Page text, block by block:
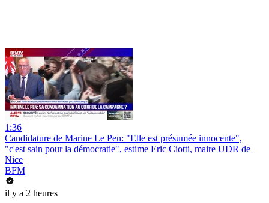
1:36
Candidature de Marine Le Pen: "Elle est présumée innocente",
"c'est sain pour la démocratie", estime Eric Ciotti, maire UDR de
Nice
BFM
il y a 2 heures